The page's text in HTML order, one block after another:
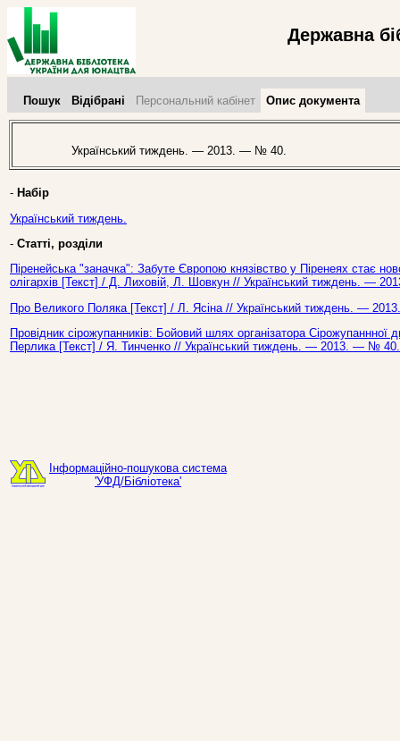
Державна
Пошук Відібрані Персональний кабінет Опис документа
Український тиждень. — 2013. — № 40.
- Набір
Український тиждень.
- Статті, розділи
Піренейська "заначка": Забуте Європою князівство у Піренеях стає
олігархів [Текст] / Д. Лиховій, Л. Шовкун // Український тиждень. —
Про Великого Поляка [Текст] / Л. Ясіна // Український тиждень. —
Провідник сірожупанників: Бойовий шлях організатора Сірожупаннної
Перлика [Текст] / Я. Тинченко // Український тиждень. — 2013. — №
Інформаційно-пошукова система
'УФД/Бібліотека'